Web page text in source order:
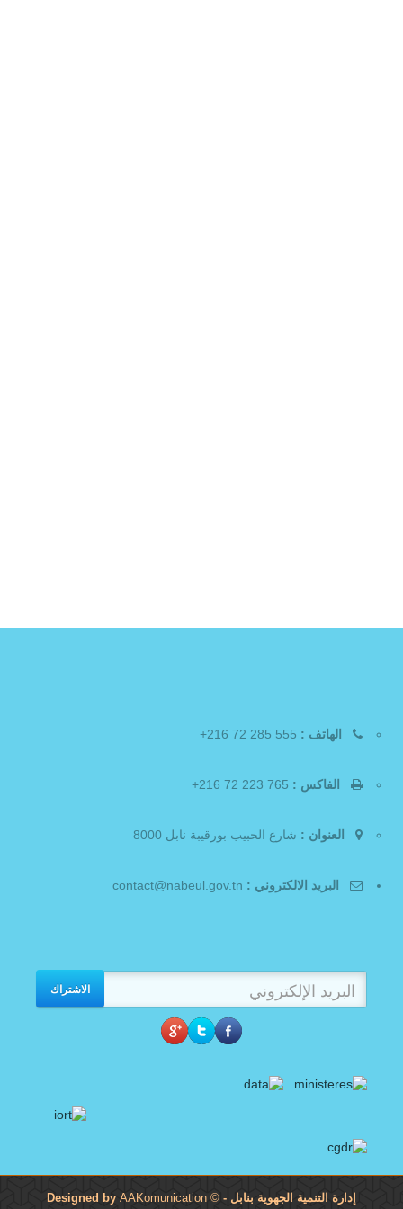
الهاتف :
الفاكس :
العنوان : شارع الحبيب بورقيبة نابل 8000
البريد الالكتروني :
الاشتراك
إدارة التنمية الجهوية بنابل - Designed by
AAKomunication ©